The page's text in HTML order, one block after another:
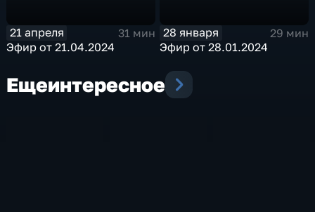
21 апреля
31 мин
Эфир от 21.04.2024
28 января
29 мин
Эфир от 28.01.2024
Ещеинтересное